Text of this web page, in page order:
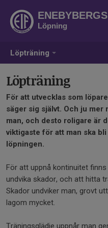
Löpträning
Löpning
Löpträning
För att utvecklas som
säger sig självt. Och ju mer
man, och desto roligare är
viktigaste för att man ska
löpningen.
För att uppnå kontinuitet
undvika skador, och att hitta
Skador undviker man, grovt
lagom mycket.
Träningsglädje uppnår man